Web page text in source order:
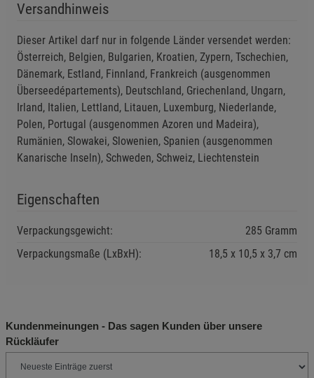
Im Falle einer Freisetzung geeignete Schutzhandschuhe
tragen.
Zusätzliche Hinweise
Entsorgung: Dieses Produkt enthält Batterien. Bitte
gemäß der örtlichen Entsorgungsvorschriften recyceln.
Verwenden Sie die Recyclingstelle Ihrer Gemeinde oder
entsorgt werden. Bitte verwenden Sie geeignete
Sammelstellen oder Recyclinghöfe.
Vorschriften getrennt entsorgt werden.
Konformität: CE-gekennzeichnet
Versandhinweis
Dieser Artikel darf nur in folgende Länder versendet werden:
Österreich, Belgien, Bulgarien, Kroatien, Zypern, Tschechien,
Dänemark, Estland, Finnland, Frankreich (ausgenommen
Überseedépartements), Deutschland, Griechenland, Ungarn,
Irland, Italien, Lettland, Litauen, Luxemburg, Niederlande,
Polen, Portugal (ausgenommen Azoren und Madeira),
Rumänien, Slowakei, Slowenien, Spanien (ausgenommen
Kanarische Inseln), Schweden, Schweiz, Liechtenstein
Eigenschaften
Verpackungsgewicht:
285 Gramm
Verpackungsmaße (LxBxH):
18,5 10,5 3,7 cm
Kundenmeinungen - Das sagen Kunden über unsere
Rückläufer
Datenschutzerklärung Impressum